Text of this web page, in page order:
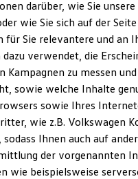
darüber, wie Sie
wie Sie sich auf der
Sie relevantere und an
verwendet, die
zu messen
sowie welche Inhalte
sowie Ihres
wie z.B. Volkswagen
Ihnen auch auf
der vorgenannten
wie beispielsweise